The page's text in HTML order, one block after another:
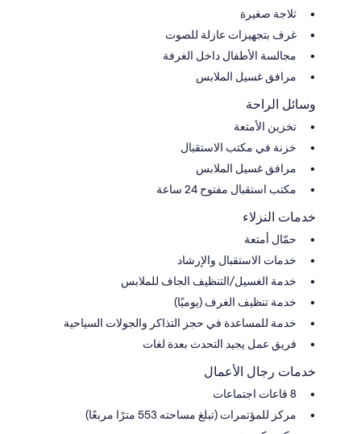
ثلاجة صغيرة
غرف بتجهيزات عازلة للصوت
مجالسة الأطفال داخل الغرفة
مرافق غسيل الملابس
وسائل الراحة
تخزين الأمتعة
خزنة في مكتب الاستقبال
مرافق غسيل الملابس
مكتب استقبال مفتوح 24 ساعة
خدمات النزلاء
حمّال أمتعة
خدمات الاستقبال والإرشاد
خدمة الغسيل/التنظيف الجاف للملابس
خدمة تنظيف الغرف (يوميًا)
خدمة للمساعدة في حجز التذاكر والجولات السياحية
فريق عمل يجيد التحدث بعدة لغات
خدمات رجال الأعمال
8 قاعات اجتماعات
مركز للمؤتمرات (تبلغ مساحته 553 مترًا مربعًا)